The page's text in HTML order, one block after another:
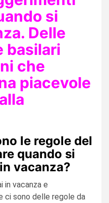
si
Delle
basilari
che
piacevole
le regole del
quando si
vacanza?
in vacanza e
ci sono delle regole da